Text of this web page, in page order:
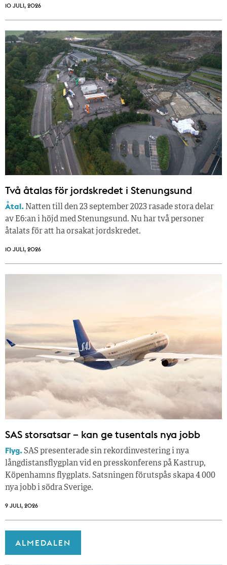
10 JULI, 2026
Två åtalas för jordskredet i Stenungsund
Åtal. Natten till den 23 september 2023 rasade stora delar
av E6:an i höjd med Stenungsund. Nu har två personer
åtalats för att ha orsakat jordskredet.
10 JULI, 2026
SAS storsatsar – kan ge tusentals nya jobb
Flyg.SAS presenterade sin rekordinvestering i nya
långdistansflygplan vid en presskonferens på Kastrup,
Köpenhamns flygplats. Satsningen förutspås skapa 4 000
nya jobb i södra Sverige.
9 JULI, 2026
ALMEDALEN